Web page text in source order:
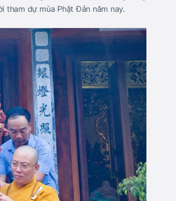
tham dự mùa Phật Đản năm nay.